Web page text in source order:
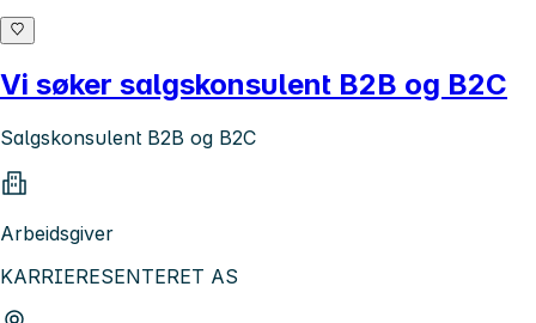
Vi søker salgskonsulent B2B og B2C
Salgskonsulent B2B og B2C
Arbeidsgiver
KARRIERESENTERET AS